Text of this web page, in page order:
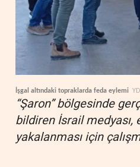
İşgal altındaki topraklarda feda eylemi
“Şaron” bölgesinde
bildiren İsrail
yakalanması için